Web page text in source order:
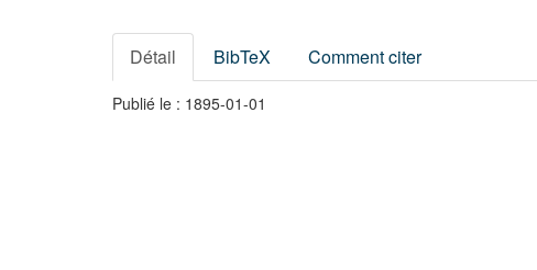
Détail BibTeX Comment citer
Publié le : 1895-01-01